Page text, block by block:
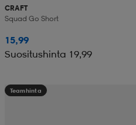
CRAFT
Squad Go Short
15,99
Suositushinta 19,99
Teamhinta